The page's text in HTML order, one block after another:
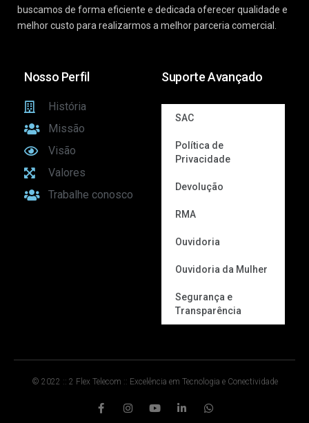
buscamos de forma eficiente e dedicada oferecer qualidade e
melhor custo para realizarmos a melhor parceria comercial.
Nosso Perfil
História
Missão
Visão
Valores
Trabalhe conosco
Suporte Avançado
SAC
Política de
Privacidade
Devolução
RMA
Ouvidoria
Ouvidoria da Mulher
Segurança e
Transparência
© 2022 :: 2 Flex Telecom :: Excelência em Tecnologia e Conectividade